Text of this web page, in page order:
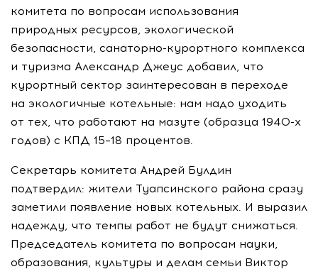
комитета по вопросам использования
природных ресурсов, экологической
безопасности, санаторно-курортного комплекса
и туризма Александр Джеус добавил, что
курортный сектор заинтересован в переходе
на экологичные котельные: нам надо уходить
от тех, что работают на мазуте (образца 1940-х
годов) с КПД 15–18 процентов.
Секретарь комитета Андрей Булдин
подтвердил: жители Туапсинского района сразу
заметили появление новых котельных. И выразил
надежду, что темпы работ не будут снижаться.
Председатель комитета по вопросам науки,
образования, культуры и делам семьи Виктор